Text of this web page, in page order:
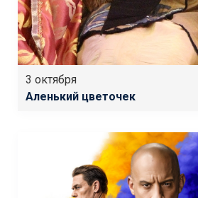
3 октября
Аленький цветочек